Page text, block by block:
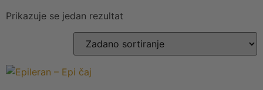
Prikazuje se jedan rezultat